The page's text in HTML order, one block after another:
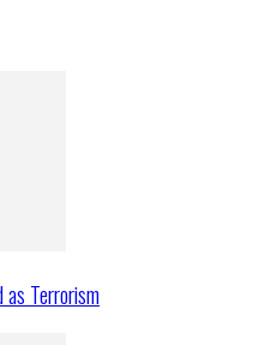
as Terrorism